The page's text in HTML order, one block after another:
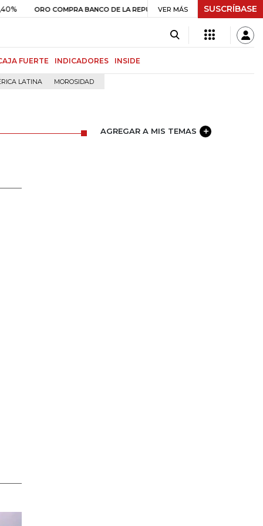
COMPRA BANCO DE LA REPÚBLICA $ 408.498,97 +$ 8.753,81 +2,19%
VER MÁS SUSCRÍBASE
FUERTE INDICADORES INSIDE
LATINA MOROSIDAD
AGREGAR A MIS TEMAS